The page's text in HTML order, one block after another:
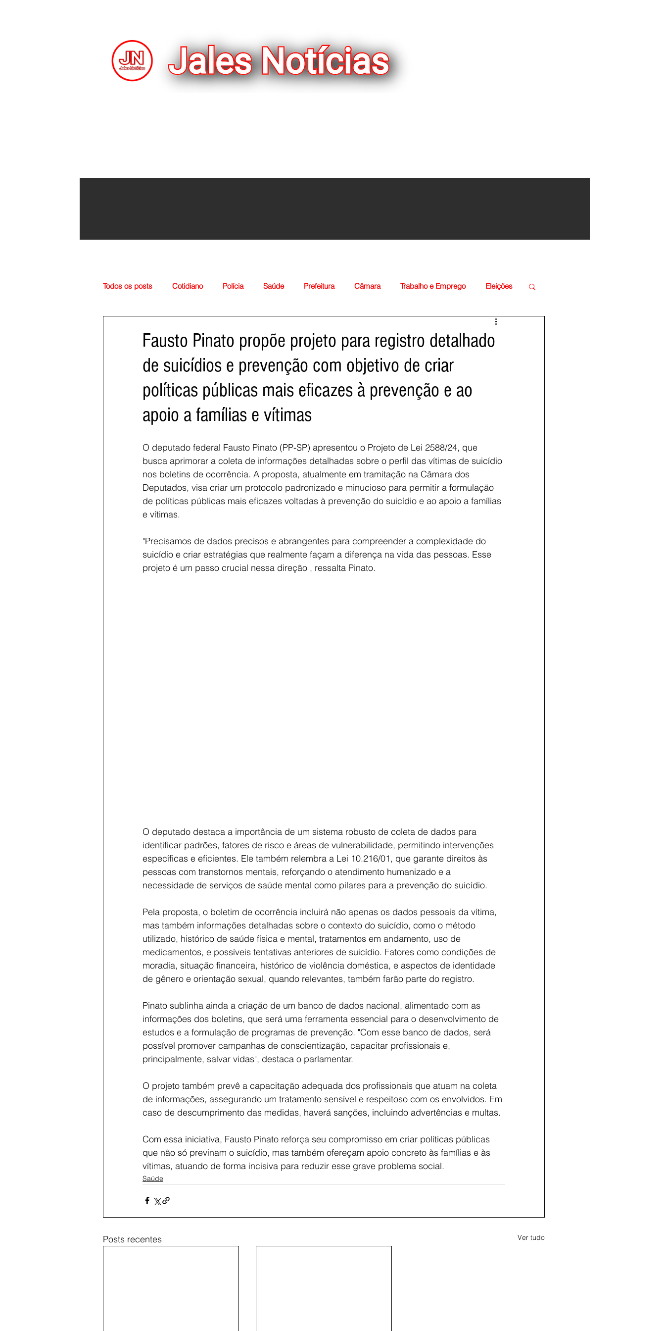
Voltar
Todos os posts Cotidiano Polícia Saúde Prefeitura Câmara Trabalho e Emprego Eleições
Fausto Pinato propõe projeto para registro detalhado
de suicídios e prevenção com objetivo de criar
políticas públicas mais eficazes à prevenção e ao
apoio a famílias e vítimas
O deputado federal Fausto Pinato (PP-SP) apresentou o Projeto de Lei 2588/24, que
busca aprimorar a coleta de informações detalhadas sobre o perfil das vítimas de suicídio
nos boletins de ocorrência. A proposta, atualmente em tramitação na Câmara dos
Deputados, visa criar um protocolo padronizado e minucioso para permitir a formulação
de políticas públicas mais eficazes voltadas à prevenção do suicídio e ao apoio a famílias
e vítimas.
"Precisamos de dados precisos e abrangentes para compreender a complexidade do
suicídio e criar estratégias que realmente façam a diferença na vida das pessoas. Esse
projeto é um passo crucial nessa direção", ressalta Pinato.
O deputado destaca a importância de um sistema robusto de coleta de dados para
identificar padrões, fatores de risco e áreas de vulnerabilidade, permitindo intervenções
específicas e eficientes. Ele também relembra a Lei 10.216/01, que garante direitos às
pessoas com transtornos mentais, reforçando o atendimento humanizado e a
necessidade de serviços de saúde mental como pilares para a prevenção do suicídio.
Pela proposta, o boletim de ocorrência incluirá não apenas os dados pessoais da vítima,
mas também informações detalhadas sobre o contexto do suicídio, como o método
utilizado, histórico de saúde física e mental, tratamentos em andamento, uso de
medicamentos, e possíveis tentativas anteriores de suicídio. Fatores como condições de
moradia, situação financeira, histórico de violência doméstica, e aspectos de identidade
de gênero e orientação sexual, quando relevantes, também farão parte do registro.
Pinato sublinha ainda a criação de um banco de dados nacional, alimentado com as
informações dos boletins, que será uma ferramenta essencial para o desenvolvimento de
estudos e a formulação de programas de prevenção. "Com esse banco de dados, será
possível promover campanhas de conscientização, capacitar profissionais e,
principalmente, salvar vidas", destaca o parlamentar.
O projeto também prevê a capacitação adequada dos profissionais que atuam na coleta
de informações, assegurando um tratamento sensível e respeitoso com os envolvidos. Em
caso de descumprimento das medidas, haverá sanções, incluindo advertências e multas.
Com essa iniciativa, Fausto Pinato reforça seu compromisso em criar políticas públicas
que não só previnam o suicídio, mas também ofereçam apoio concreto às famílias e às
vítimas, atuando de forma incisiva para reduzir esse grave problema social.
Saúde
Posts recentes Ver tudo